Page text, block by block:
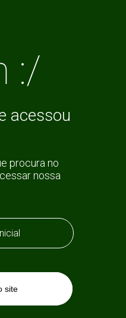
:/
acessou
procura no
nossa